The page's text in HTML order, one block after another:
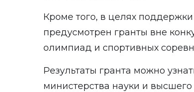
Кроме того, в целях
предусмотрен гранты вне
олимпиад и спортивных
Результаты гранта можно
министерства науки и